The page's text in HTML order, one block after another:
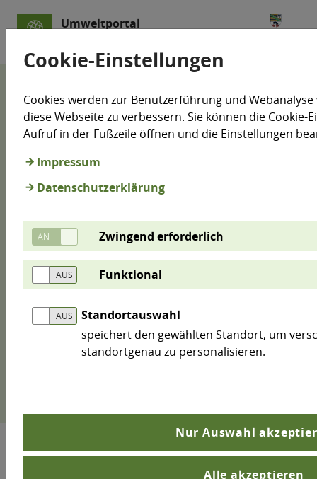
Umweltportal
LÜSA Schadstoffprognosen
Schadstoffprognosen für
heute und morgen
Sachsen-Anhalt zu erwartenden maximalen
Konzentrationen werden hier Prognosekarten des
Umweltbundesamtes angezeigt. Wählen Sie dazu
bitte den Luftschadstoff in der Box aus.
täglich gegen 12 Uhr. Über prognostizierte bzw.
gemessene Überschreitungen des
Informationsschwellenwertes von 180 µg/m bzw.
Cookie-Einstellungen
Cookies werden zur Benutzerführung und
diese Webseite zu verbessern. Sie können die
Aufruf in der Fußzeile öffnen und die Einstellungen
Impressum
Datenschutzerklärung
Zwingend erforderlich
Funktional
Standortauswahl
speichert den gewählten Standort, um
standortgenau zu personalisieren.
Nur Auswahl
Alle akzeptieren